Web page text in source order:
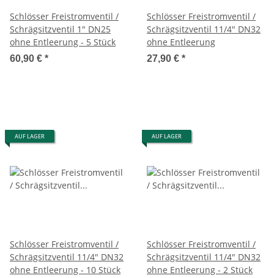
Schlösser Freistromventil /
Schrägsitzventil 1" DN25
ohne Entleerung - 5 Stück
60,90 € *
Schlösser Freistromventil /
Schrägsitzventil 11/4" DN32
ohne Entleerung
27,90 € *
AUF LAGER
Schlösser Freistromventil /
Schrägsitzventil 11/4" DN32
ohne Entleerung - 10 Stück
AUF LAGER
Schlösser Freistromventil /
Schrägsitzventil 11/4" DN32
ohne Entleerung - 2 Stück